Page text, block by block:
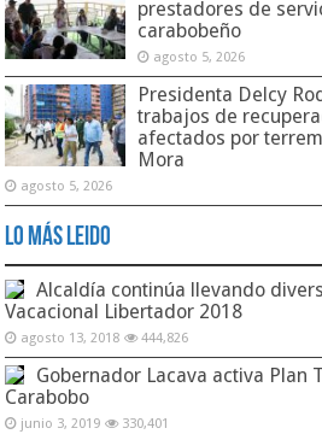
prestadores de
carabobeño
agosto 5, 2026
Presidenta Delcy
trabajos de
afectados por
Mora
agosto 5, 2026
Lo Más Leido
Alcaldía continúa llevando
Vacacional Libertador 2018
agosto 13, 2018 444,826
Gobernador Lacava activa Plan
Carabobo
junio 3, 2019 330,401